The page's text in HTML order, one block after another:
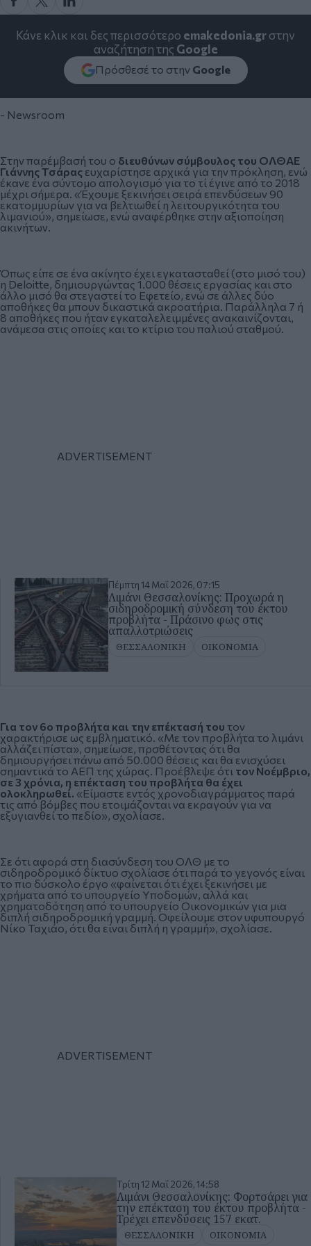
Κάνε κλικ και δες περισσότερο emakedonia.grστην
αναζήτηση της Google
Πρόσθεσέ το στην Google
- Newsroom
Στην παρέμβασή του ο διευθύνων σύμβουλος του ΟΛΘΑΕ
Γιάννης Τσάραςευχαρίστησε αρχικά για την πρόκληση, ενώ
έκανε ένα σύντομο απολογισμό για το τί έγινε από το 2018
μέχρι σήμερα. «Έχουμε ξεκινήσει σειρά επενδύσεων 90
εκατομμυρίων για να βελτιωθεί η λειτουργικότητα του
λιμανιού», σημείωσε, ενώ αναφέρθηκε στην αξιοποίηση
ακινήτων.
Όπως είπε σε ένα ακίνητο έχει εγκατασταθεί (στο μισό του)
η Deloitte, δημιουργώντας 1.000 θέσεις εργασίας και στο
άλλο μισό θα στεγαστεί το Εφετείο, ενώ σε άλλες δύο
αποθήκες θα μπουν δικαστικά ακροατήρια. Παράλληλα 7 ή
8 αποθήκες που ήταν εγκαταλελειμμένες ανακαινίζονται,
ανάμεσα στις οποίες και το κτίριο του παλιού σταθμού.
Πέμπτη 14 Μαΐ 2026, 07:15
Λιμάνι Θεσσαλονίκης: Προχωρά η
σιδηροδρομική σύνδεση του έκτου
προβλήτα - Πράσινο φως στις
απαλλοτριώσεις
ΘΕΣΣΑΛΟΝΙΚΗ ΟΙΚΟΝΟΜΙΑ
Για τον 6ο προβλήτα και την επέκτασή του τον
χαρακτήρισε ως εμβληματικό. «Με τον προβλήτα το λιμάνι
αλλάζει πίστα», σημείωσε, πρσθέτοντας ότι θα
δημιουργήσει πάνω από 50.000 θέσεις και θα ενισχύσει
σημαντικά το ΑΕΠ της χώρας. Προέβλεψε ότι τον Νοέμβριο,
σε 3 χρόνια, η επέκταση του προβλήτα θα έχει
ολοκληρωθεί. «Είμαστε εντός χρονοδιαγράμματος παρά
τις από βόμβες που ετοιμάζονται να εκραγούν για να
εξυγιανθεί το πεδίο», σχολίασε.
Σε ότι αφορά στη διασύνδεση του ΟΛΘ με το
σιδηροδρομικό δίκτυο σχολίασε ότι παρά το γεγονός είναι
το πιο δύσκολο έργο «φαίνεται ότι έχει ξεκινήσει με
χρήματα από το υπουργείο Υποδομών, αλλά και
χρηματοδότηση από το υπουργείο Οικονομικών για μια
διπλή σιδηροδρομική γραμμή. Οφείλουμε στον υφυπουργό
Νίκο Ταχιάο, ότι θα είναι διπλή η γραμμή», σχολίασε.
Τρίτη 12 Μαΐ 2026, 14:58
Λιμάνι Θεσσαλονίκης: Φορτσάρει για
την επέκταση του έκτου προβλήτα -
Τρέχει επενδύσεις 157 εκατ.
ΘΕΣΣΑΛΟΝΙΚΗ ΟΙΚΟΝΟΜΙΑ